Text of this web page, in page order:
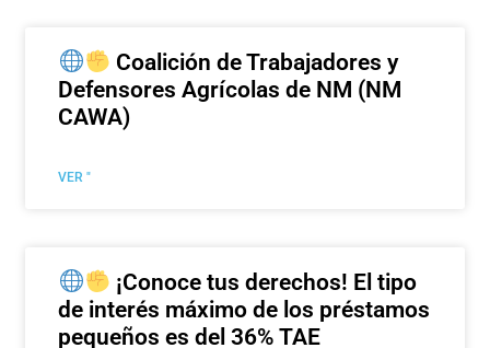
Coalición de Trabajadores y
Defensores Agrícolas de NM (NM
CAWA)
VER "
¡Conoce tus derechos! El tipo
de interés máximo de los préstamos
pequeños es del 36% TAE